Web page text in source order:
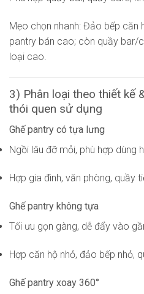
Mẹo chọn nhanh: Đảo bếp căn
pantry bán cao; còn quầy bar/
loại cao.
3) Phân loại theo thiết kế
thói quen sử dụng
Ghế pantry có tựa lưng
Ngồi lâu đỡ mỏi, phù hợp dùng
Hợp gia đình, văn phòng, quầy
Ghế pantry không tựa
Tối ưu gọn gàng, dễ đẩy vào
Hợp căn hộ nhỏ, đảo bếp nhỏ,
Ghế pantry xoay 360°